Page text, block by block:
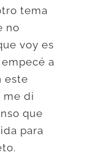
tema
no
voy es
a
este
me di
que
para